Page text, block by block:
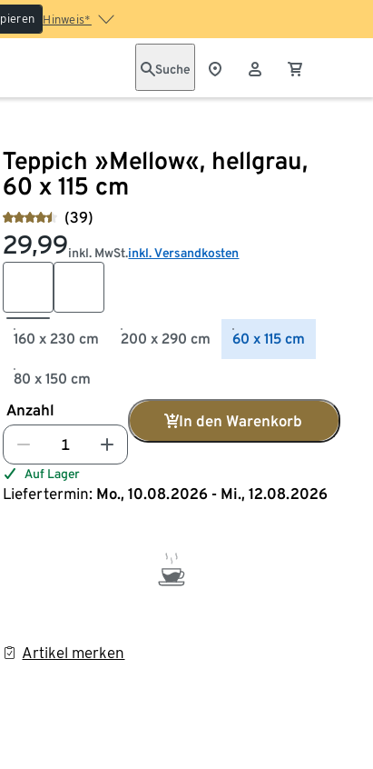
Hinweis*
Suche
Teppich »Mellow«, hellgrau,
60 x 115 cm
(39)
29,99inkl. MwSt.inkl. Versandkosten
160 x 230 cm 200 x 290 cm 60 x 115 cm
80 x 150 cm
Anzahl
In den Warenkorb
Auf Lager
Liefertermin: Mo., 10.08.2026 - Mi., 12.08.2026
Artikel merken